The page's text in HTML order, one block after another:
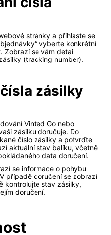
stránky a přihlaste se
vyberte konkrétní
Zobrazí se vám detail
(tracking number).
zásilky
Vinted Go nebo
zásilku doručuje. Do
číslo zásilky a potvrďte
aktuální stav balíku, včetně
data doručení.
se informace o pohybu
případě doručení se zobrazí
kontrolujte stav zásilky,
doručení.